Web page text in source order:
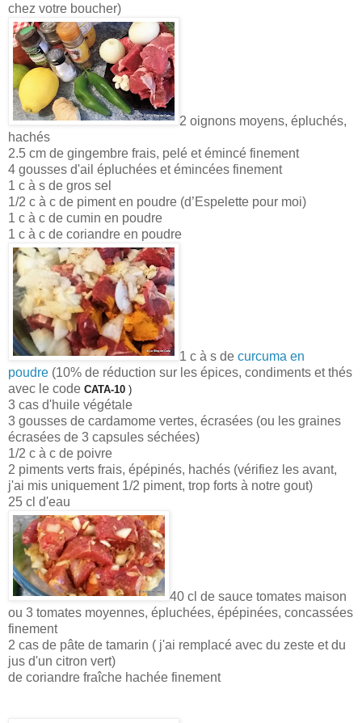
chez votre boucher)
2 oignons moyens, épluchés,
hachés
2.5 cm de gingembre frais, pelé et émincé finement
4 gousses d'ail épluchées et émincées finement
1 c à s de gros sel
1/2 c à c de piment en poudre (d’Espelette pour moi)
1 c à c de cumin en poudre
1 c à c de coriandre en poudre
1 c à s de curcuma en
poudre (10% de réduction sur les épices, condiments et thés
avec le code CATA-10 )
3 cas d'huile végétale
3 gousses de cardamome vertes, écrasées (ou les graines
écrasées de 3 capsules séchées)
1/2 c à c de poivre
2 piments verts frais, épépinés, hachés (vérifiez les avant,
j'ai mis uniquement 1/2 piment, trop forts à notre gout)
25 cl d'eau
40 cl de sauce tomates maison
ou 3 tomates moyennes, épluchées, épépinées, concassées
finement
2 cas de pâte de tamarin ( j'ai remplacé avec du zeste et du
jus d'un citron vert)
de coriandre fraîche hachée finement